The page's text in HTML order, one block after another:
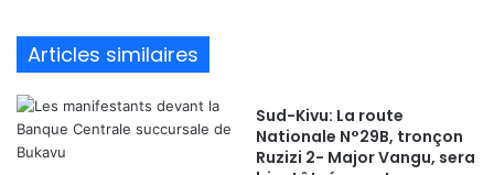
Articles similaires
Sud-Kivu: La route
Nationale N°29B, tronçon
Ruzizi 2- Major Vangu, sera